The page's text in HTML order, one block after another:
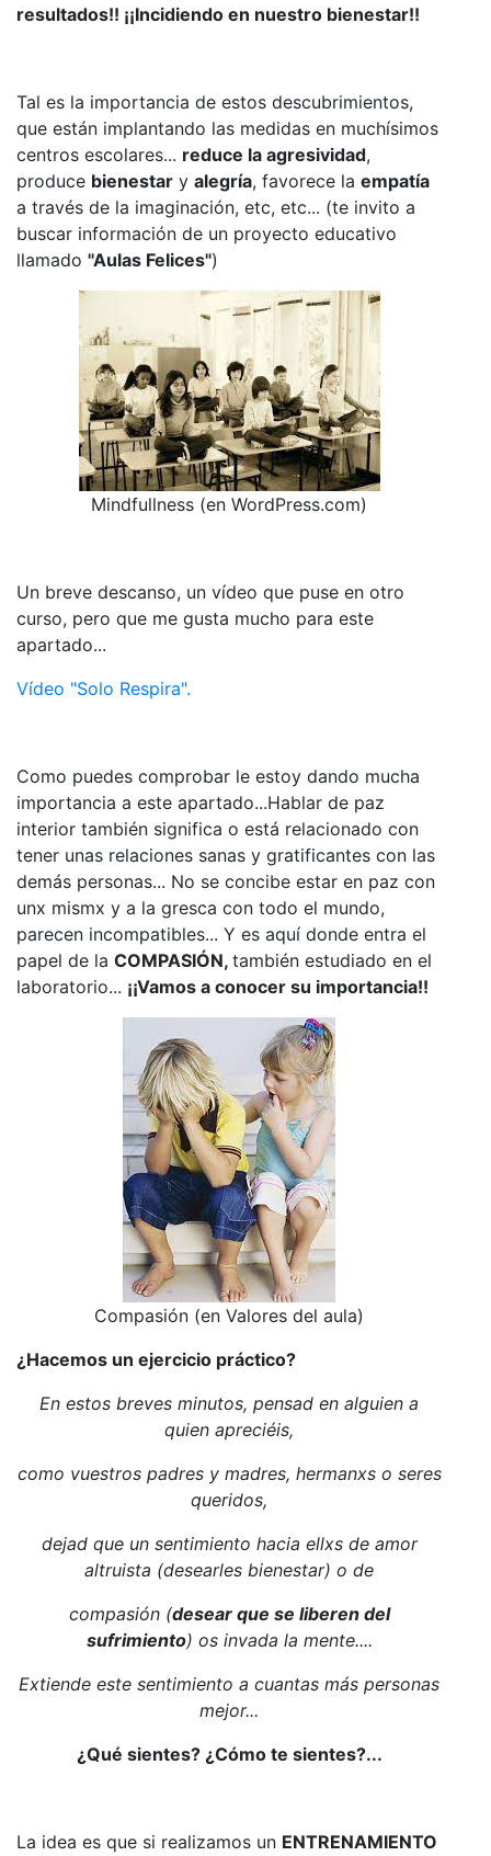
resultados!! ¡¡Incidiendo en nuestro bienestar!!
Tal es la importancia de estos descubrimientos,
que están implantando las medidas en muchísimos
centros escolares... reduce la agresividad,
produce bienestar y alegría, favorece la empatía
a través de la imaginación, etc, etc... (te invito a
buscar información de un proyecto educativo
llamado "Aulas Felices")
Mindfullness (en WordPress.com)
Un breve descanso, un vídeo que puse en otro
curso, pero que me gusta mucho para este
apartado...
Vídeo "Solo Respira".
Como puedes comprobar le estoy dando mucha
importancia a este apartado...Hablar de paz
interior también significa o está relacionado con
tener unas relaciones sanas y gratificantes con las
demás personas... No se concibe estar en paz con
unx mismx y a la gresca con todo el mundo,
parecen incompatibles... Y es aquí donde entra el
papel de la COMPASIÓN, también estudiado en el
laboratorio... ¡¡Vamos a conocer su importancia!!
Compasión (en Valores del aula)
¿Hacemos un ejercicio práctico?
En estos breves minutos, pensad en alguien a
quien apreciéis,
como vuestros padres y madres, hermanxs o seres
queridos,
dejad que un sentimiento hacia ellxs de amor
altruista (desearles bienestar) o de
compasión (desear que se liberen del
sufrimiento) os invada la mente....
Extiende este sentimiento a cuantas más personas
mejor...
¿Qué sientes? ¿Cómo te sientes?...
La idea es que si realizamos un ENTRENAMIENTO